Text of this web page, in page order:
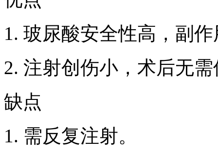
1. 玻尿酸安全性高，副
2. 注射创伤小，术后无
缺点
1. 需反复注射。